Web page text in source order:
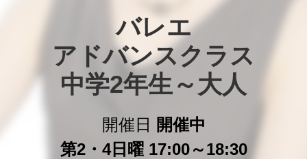
バレエ
アドバンスクラス
中学2年生～大人
開催日
開催中
第2・4日曜 17:00～18:30